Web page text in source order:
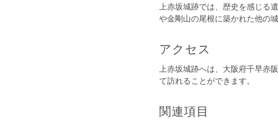
上赤坂城跡では、歴史を感じる
や金剛山の尾根に築かれた他の
アクセス
上赤坂城跡へは、大阪府千早赤
て訪れることができます。
関連項目